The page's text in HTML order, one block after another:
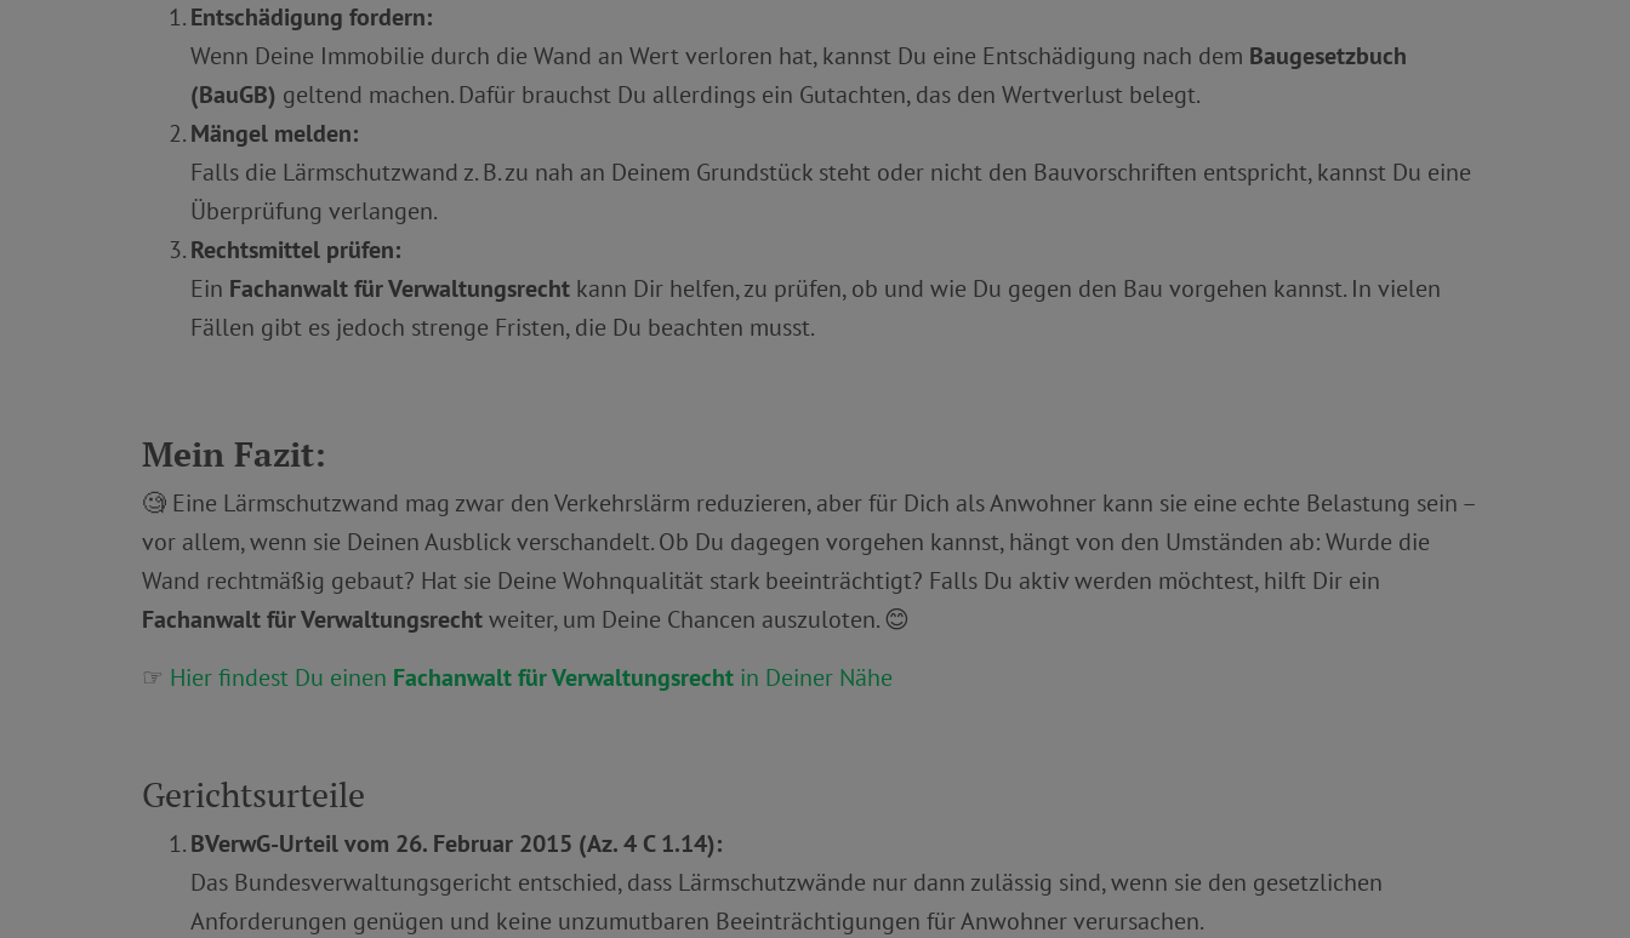
Entschädigung fordern:
Wenn Deine Immobilie durch die Wand an Wert verloren hat, kannst Du eine Entschädigung nach dem Baugesetzbuch
(BauGB) geltend machen. Dafür brauchst Du allerdings ein Gutachten, das den Wertverlust belegt.
Mängel melden:
Falls die Lärmschutzwand z. B. zu nah an Deinem Grundstück steht oder nicht den Bauvorschriften entspricht, kannst Du eine
Überprüfung verlangen.
Rechtsmittel prüfen:
Ein Fachanwalt für Verwaltungsrecht kann Dir helfen, zu prüfen, ob und wie Du gegen den Bau vorgehen kannst. In vielen
Fällen gibt es jedoch strenge Fristen, die Du beachten musst.
Mein Fazit:
🧐 Eine Lärmschutzwand mag zwar den Verkehrslärm reduzieren, aber für Dich als Anwohner kann sie eine echte Belastung sein –
vor allem, wenn sie Deinen Ausblick verschandelt. Ob Du dagegen vorgehen kannst, hängt von den Umständen ab: Wurde die
Wand rechtmäßig gebaut? Hat sie Deine Wohnqualität stark beeinträchtigt? Falls Du aktiv werden möchtest, hilft Dir ein
Fachanwalt für Verwaltungsrechtweiter, um Deine Chancen auszuloten. 😊
☞ Hier findest Du einen Fachanwalt für Verwaltungsrecht in Deiner Nähe
Gerichtsurteile
BVerwG-Urteil vom 26. Februar 2015 (Az. 4 C 1.14):
Das Bundesverwaltungsgericht entschied, dass Lärmschutzwände nur dann zulässig sind, wenn sie den gesetzlichen
Anforderungen genügen und keine unzumutbaren Beeinträchtigungen für Anwohner verursachen.